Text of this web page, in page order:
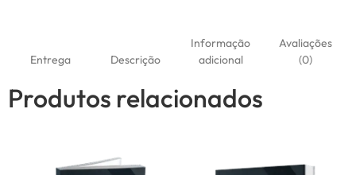
Entrega Descrição
Informação
adicional
Avaliações
(0)
Produtos relacionados